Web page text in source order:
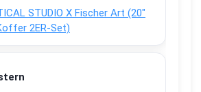
STUDIO X Fischer Art (20″
2ER-Set)